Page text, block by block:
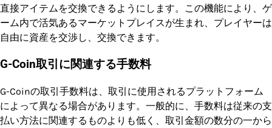
直接アイテムを交換できるようにします。この機能により、ゲ
ーム内で活気あるマーケットプレイスが生まれ、プレイヤーは
自由に資産を交渉し、交換できます。
G-Coin取引に関連する手数料
G-Coinの取引手数料は、取引に使用されるプラットフォーム
によって異なる場合があります。一般的に、手数料は従来の支
払い方法に関連するものよりも低く、取引金額の数分の一から